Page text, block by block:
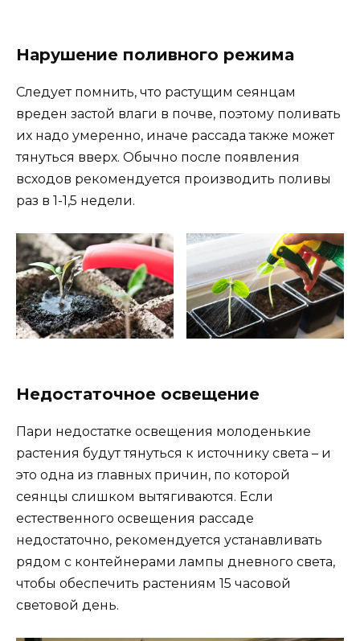
Нарушение поливного режима
Следует помнить, что растущим сеянцам
вреден застой влаги в почве, поэтому поливать
их надо умеренно, иначе рассада также может
тянуться вверх. Обычно после появления
всходов рекомендуется производить поливы
раз в 1-1,5 недели.
Недостаточное освещение
Пари недостатке освещения молоденькие
растения будут тянуться к источнику света – и
это одна из главных причин, по которой
сеянцы слишком вытягиваются. Если
естественного освещения рассаде
недостаточно, рекомендуется устанавливать
рядом с контейнерами лампы дневного света,
чтобы обеспечить растениям 15 часовой
световой день.